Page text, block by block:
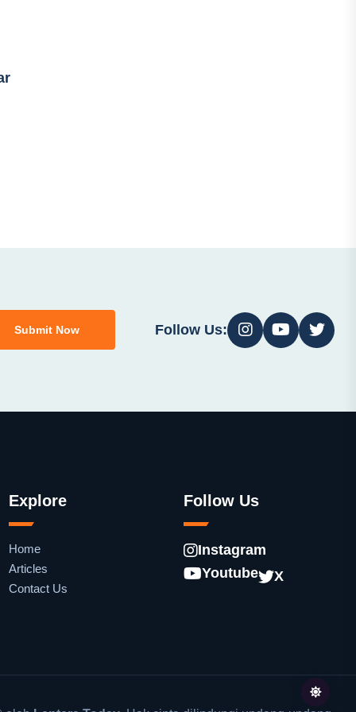
Submit Now Follow Us:
Explore
Home
Articles
Contact Us
Follow Us
Instagram
Youtube
X